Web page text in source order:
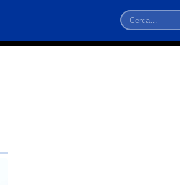
Cerca